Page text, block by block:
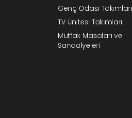
Genç Odası Takımları
TV Ünitesi Takımları
Mutfak Masaları ve
Sandalyeleri